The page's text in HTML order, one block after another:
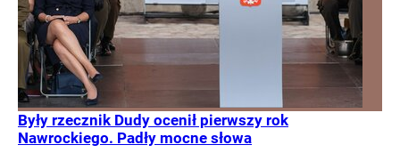
Były rzecznik Dudy ocenił pierwszy rok
Nawrockiego. Padły mocne słowa